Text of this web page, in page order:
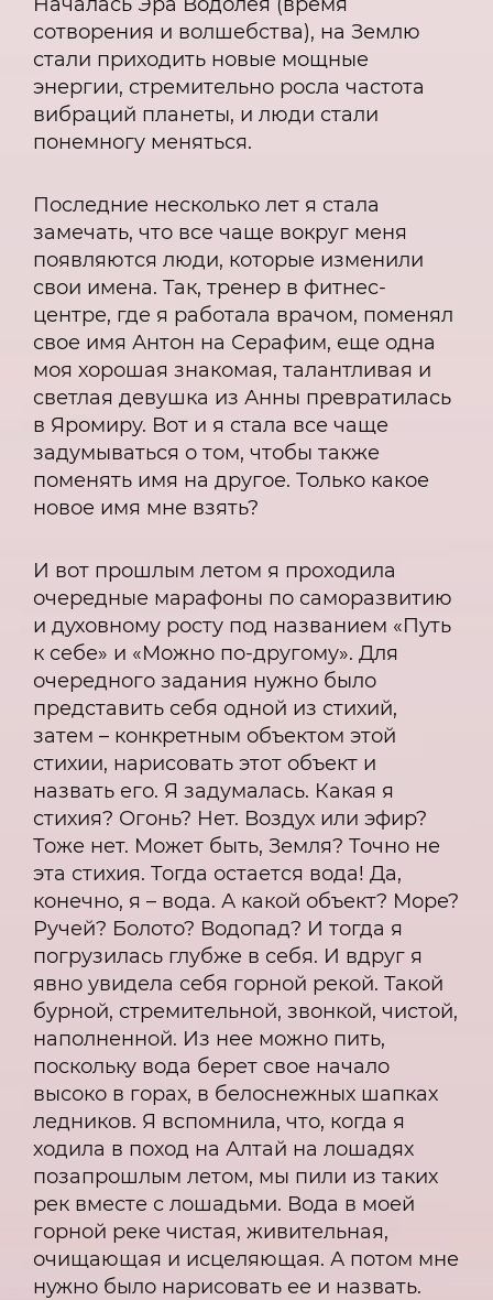
сотворения и волшебства), на Землю
стали приходить новые мощные
энергии, стремительно росла частота
вибраций планеты, и люди стали
понемногу меняться.
Последние несколько лет я стала
замечать, что все чаще вокруг меня
появляются люди, которые изменили
свои имена. Так, тренер в фитнес-
центре, где я работала врачом, поменял
свое имя Антон на Серафим, еще одна
моя хорошая знакомая, талантливая и
светлая девушка из Анны превратилась
в Яромиру. Вот и я стала все чаще
задумываться о том, чтобы также
поменять имя на другое. Только какое
новое имя мне взять?
И вот прошлым летом я проходила
очередные марафоны по саморазвитию
и духовному росту под названием «Путь
к себе» и «Можно по-другому». Для
очередного задания нужно было
представить себя одной из стихий,
затем – конкретным объектом этой
стихии, нарисовать этот объект и
назвать его. Я задумалась. Какая я
стихия? Огонь? Нет. Воздух или эфир?
Тоже нет. Может быть, Земля? Точно не
эта стихия. Тогда остается вода! Да,
конечно, я – вода. А какой объект? Море?
Ручей? Болото? Водопад? И тогда я
погрузилась глубже в себя. И вдруг я
явно увидела себя горной рекой. Такой
бурной, стремительной, звонкой, чистой,
наполненной. Из нее можно пить,
поскольку вода берет свое начало
высоко в горах, в белоснежных шапках
ледников. Я вспомнила, что, когда я
ходила в поход на Алтай на лошадях
позапрошлым летом, мы пили из таких
рек вместе с лошадьми. Вода в моей
горной реке чистая, живительная,
очищающая и исцеляющая. А потом мне
нужно было нарисовать ее и назвать.